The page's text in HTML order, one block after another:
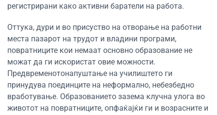
регистрирани како активни баратели на работа.
Оттука, дури и во присуство на отворање на работни
места пазарот на трудот и владини програми,
повратниците кои немаат основно образование не
можат да ги искористат овие можности.
Предвременотонапуштање на училиштето ги
принудува поединците на неформално, небезбедно
вработување. Образованието зазема клучна улога во
животот на повратниците, опфаќајќи ги и возрасните и